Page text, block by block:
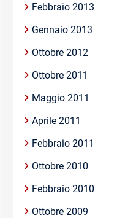
Febbraio 2013
Gennaio 2013
Ottobre 2012
Ottobre 2011
Maggio 2011
Aprile 2011
Febbraio 2011
Ottobre 2010
Febbraio 2010
Ottobre 2009